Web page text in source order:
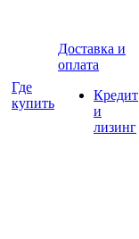
Где
купить
Доставка и
оплата
Кредит
и
лизинг